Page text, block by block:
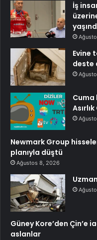
İş
Evine
deste
Cuma
Newmark Group
planıyla düştü
Ağustos 8, 2026
Güney Kore’den Çin’e
aslanlar